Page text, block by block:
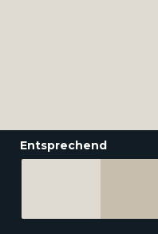
Entsprechend